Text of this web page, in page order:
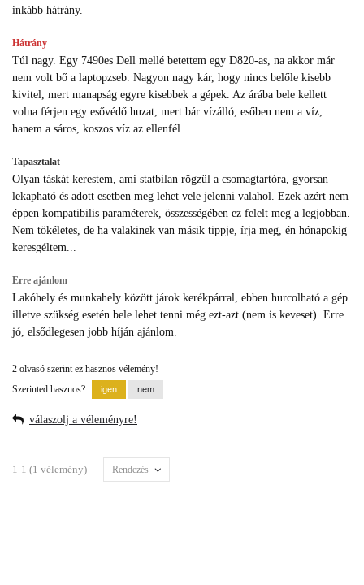
inkább hátrány.
Hátrány
Túl nagy. Egy 7490es Dell mellé betettem egy D820-as, na akkor már
nem volt bő a laptopzseb. Nagyon nagy kár, hogy nincs belőle kisebb
kivitel, mert manapság egyre kisebbek a gépek. Az árába bele kellett
volna férjen egy esővédő huzat, mert bár vízálló, esőben nem a víz,
hanem a sáros, koszos víz az ellenfél.
Tapasztalat
Olyan táskát kerestem, ami statbilan rögzül a csomagtartóra, gyorsan
lekapható és adott esetben meg lehet vele jelenni valahol. Ezek azért nem
éppen kompatibilis paraméterek, összességében ez felelt meg a legjobban.
Nem tökéletes, de ha valakinek van másik tippje, írja meg, én hónapokig
keresgéltem...
Erre ajánlom
Lakóhely és munkahely között járok kerékpárral, ebben hurcolható a gép
illetve szükség esetén bele lehet tenni még ezt-azt (nem is keveset). Erre
jó, elsődlegesen jobb híján ajánlom.
2 olvasó szerint ez hasznos vélemény!
Szerinted hasznos?
válaszolj a véleményre!
1-1 (1 vélemény) Rendezés